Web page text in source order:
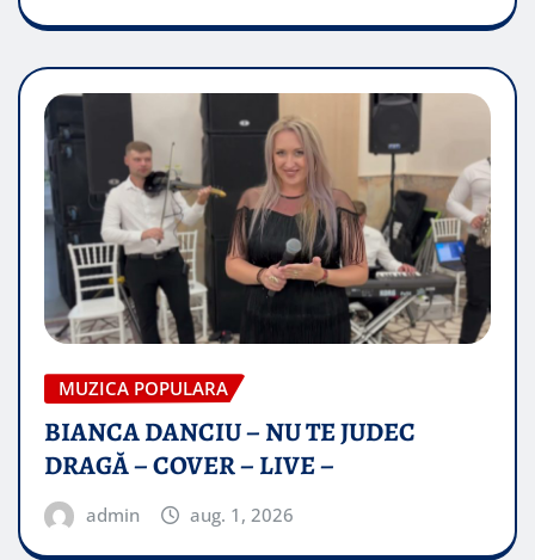
MUZICA POPULARA
BIANCA DANCIU – NU TE JUDEC
DRAGĂ – COVER – LIVE –
admin aug. 1, 2026